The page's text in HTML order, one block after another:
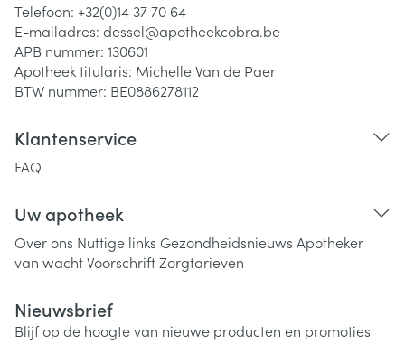
Telefoon: +32(0)14 37 70 64
E-mailadres: dessel@apotheekcobra.be
APB nummer: 130601
Apotheek titularis: Michelle Van de Paer
BTW nummer: BE0886278112
Klantenservice
FAQ
Uw apotheek
Over ons Nuttige links Gezondheidsnieuws Apotheker
van wachtVoorschriftZorgtarieven
Nieuwsbrief
Blijf op de hoogte van nieuwe producten en promoties